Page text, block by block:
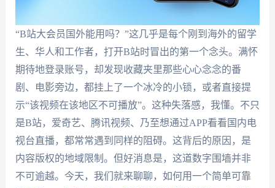
“B站大会员国外能用吗？”这几乎是每个刚到海外的留学
生、华人和工作者，打开B站时冒出的第一个念头。满怀
期待地登录账号，却发现收藏夹里那些心心念念的番
剧、电影旁边，都挂上了一个冰冷的小锁，或者直接提
示“该视频在该地区不可播放”。这种失落感，我懂。不只
是B站，爱奇艺、腾讯视频、乃至想通过APP看看国内电
视台直播，都常常遇到同样的阻碍。这背后的原因，是
内容版权的地域限制。但好消息是，这道数字围墙并非
不可逾越。今天，我们就来聊聊，如何用一个简单可靠